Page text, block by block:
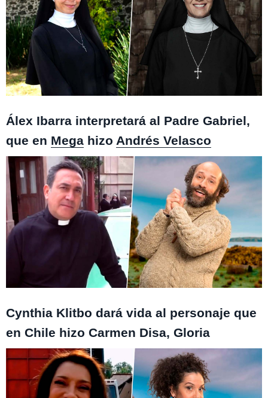
Álex Ibarra interpretará al Padre Gabriel,
que en Mega hizo Andrés Velasco
Cynthia Klitbo dará vida al personaje que
en Chile hizo Carmen Disa, Gloria